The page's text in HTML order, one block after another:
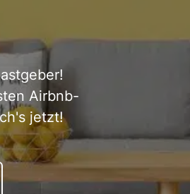
Airbnb-
jetzt!